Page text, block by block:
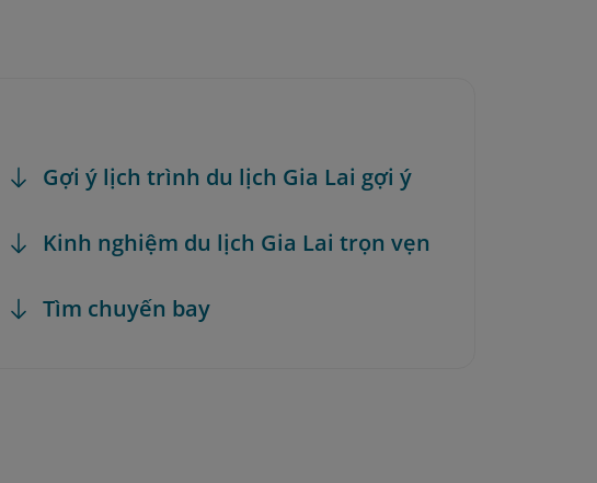
Gợi ý lịch trình du lịch Gia Lai gợi ý
Kinh nghiệm du lịch Gia Lai trọn vẹn
Tìm chuyến bay